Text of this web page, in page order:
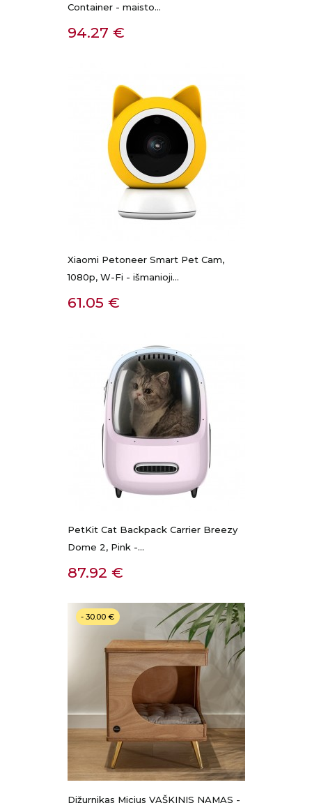
Container - maisto...
Kaina
94.27 €
Xiaomi Petoneer Smart Pet Cam,
1080p, W-Fi - išmanioji...
Kaina
61.05 €
PetKit Cat Backpack Carrier Breezy
Dome 2, Pink -...
Kaina
87.92 €
Dižurnikas Micius VAŠKINIS NAMAS -
- 30.00 €